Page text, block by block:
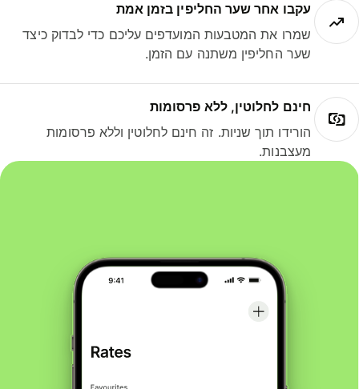
עקבו אחר שער החליפין בזמן אמת
שמרו את המטבעות המועדפים עליכם כדי לבדוק כיצד
שער החליפין משתנה עם הזמן.
חינם לחלוטין, ללא פרסומות
הורידו תוך שניות. זה חינם לחלוטין וללא פרסומות
מעצבנות.